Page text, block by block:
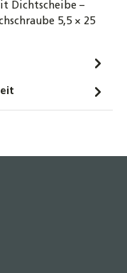
Dichtscheibe –
5,5 × 25